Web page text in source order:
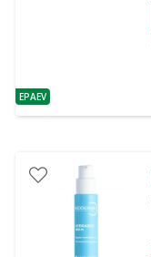
nõuanne
EPAEV